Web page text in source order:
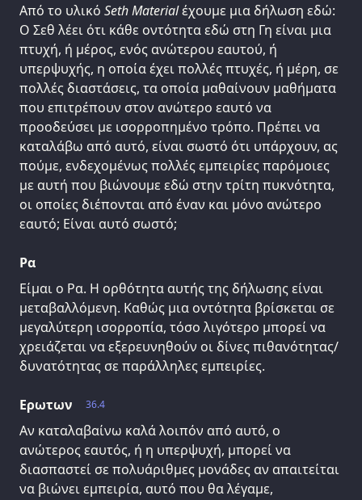
Από το υλικό Seth Materialέχουμε μια δήλωση εδώ:
Ο Σεθ λέει ότι κάθε οντότητα εδώ στη Γη είναι μια
πτυχή, ή μέρος, ενός ανώτερου εαυτού, ή
υπερψυχής, η οποία έχει πολλές πτυχές, ή μέρη, σε
πολλές διαστάσεις, τα οποία μαθαίνουν μαθήματα
που επιτρέπουν στον ανώτερο εαυτό να
προοδεύσει με ισορροπημένο τρόπο. Πρέπει να
καταλάβω από αυτό, είναι σωστό ότι υπάρχουν, ας
πούμε, ενδεχομένως πολλές εμπειρίες παρόμοιες
με αυτή που βιώνουμε εδώ στην τρίτη πυκνότητα,
οι οποίες διέπονται από έναν και μόνο ανώτερο
εαυτό; Είναι αυτό σωστό;
Ρα
Είμαι ο Ρα. Η ορθότητα αυτής της δήλωσης είναι
μεταβαλλόμενη. Καθώς μια οντότητα βρίσκεται σε
μεγαλύτερη ισορροπία, τόσο λιγότερο μπορεί να
χρειάζεται να εξερευνηθούν οι δίνες πιθανότητας/
δυνατότητας σε παράλληλες εμπειρίες.
36.4
Ερωτων
Αν καταλαβαίνω καλά λοιπόν από αυτό, ο
ανώτερος εαυτός, ή η υπερψυχή, μπορεί να
διασπαστεί σε πολυάριθμες μονάδες αν απαιτείται
να βιώνει εμπειρία, αυτό που θα λέγαμε,